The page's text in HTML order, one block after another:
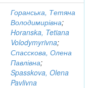
Горанська, Тетяна
Володимирівна;
Horanska, Tetiana
Volodymyrivna;
Спасскова, Олена
Павлівна;
Spasskova, Olena
Pavlivna